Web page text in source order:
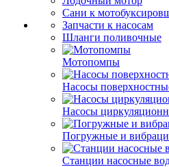
Сани к
Запчасти к насосам
Шланги поливочные
Мотопомпы
Насосы
Насосы
Погружные и
Станции насосные